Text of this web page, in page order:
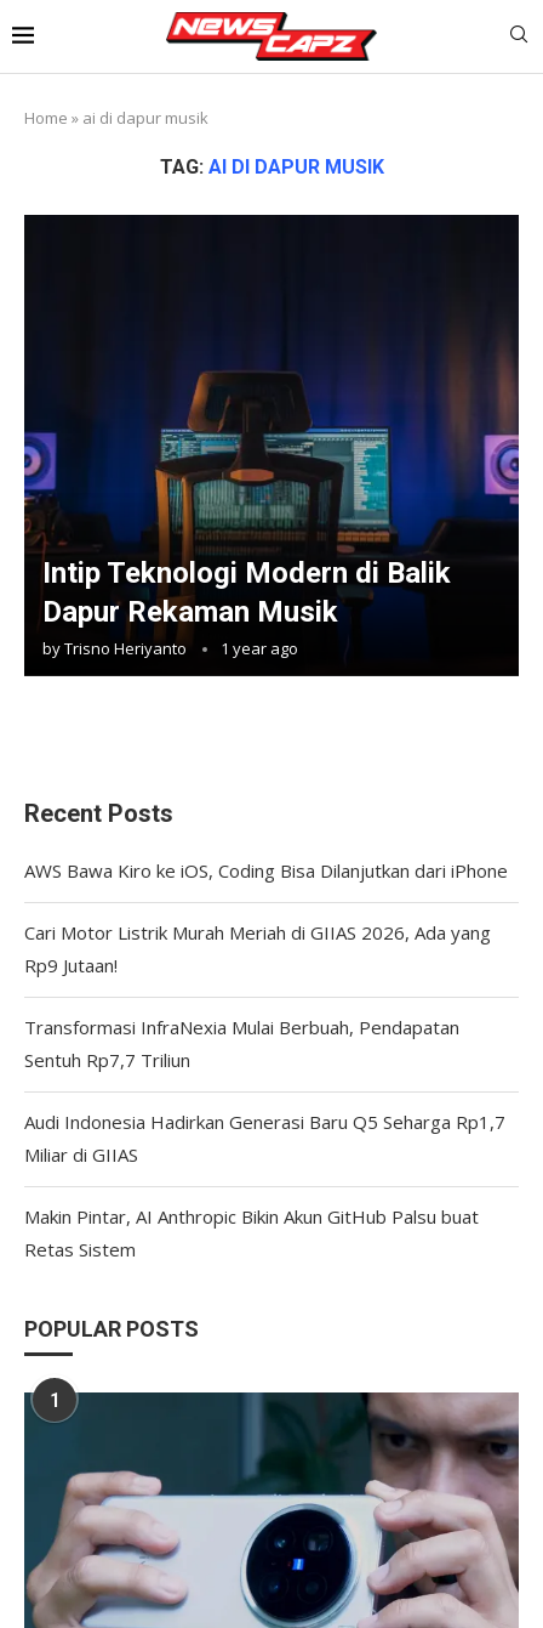
Home » ai di dapur musik
TAG: AI DI DAPUR MUSIK
Intip Teknologi Modern di Balik
Dapur Rekaman Musik
byTrisno Heriyanto 1 year ago
Recent Posts
AWS Bawa Kiro ke iOS, Coding Bisa Dilanjutkan dari iPhone
Cari Motor Listrik Murah Meriah di GIIAS 2026, Ada yang
Rp9 Jutaan!
Transformasi InfraNexia Mulai Berbuah, Pendapatan
Sentuh Rp7,7 Triliun
Audi Indonesia Hadirkan Generasi Baru Q5 Seharga Rp1,7
Miliar di GIIAS
Makin Pintar, AI Anthropic Bikin Akun GitHub Palsu buat
Retas Sistem
POPULAR POSTS
1